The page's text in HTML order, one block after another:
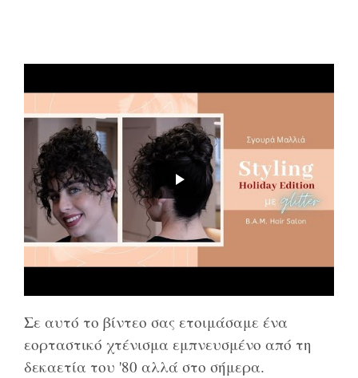
Σε αυτό το βίντεο σας ετοιμάσαμε ένα
εορταστικό χτένισμα εμπνευσμένο από τη
δεκαετία του '80 αλλά στο σήμερα.